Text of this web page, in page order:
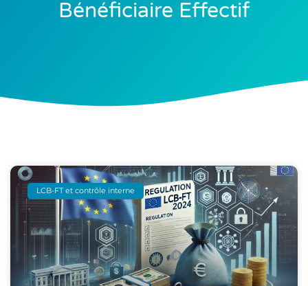
Bénéficiaire Effectif
LCB-FT et contrôle interne